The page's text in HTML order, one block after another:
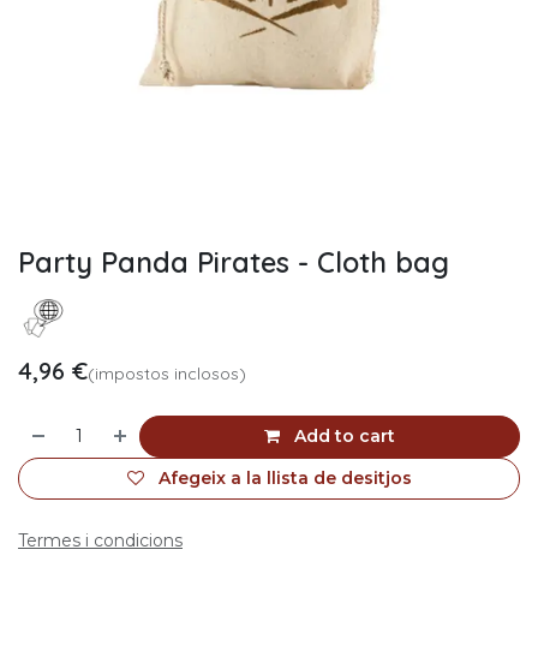
Party Panda Pirates - Cloth bag
4,96 €(impostos inclosos)
Add to cart
Afegeix a la llista de desitjos
Termes i condicions